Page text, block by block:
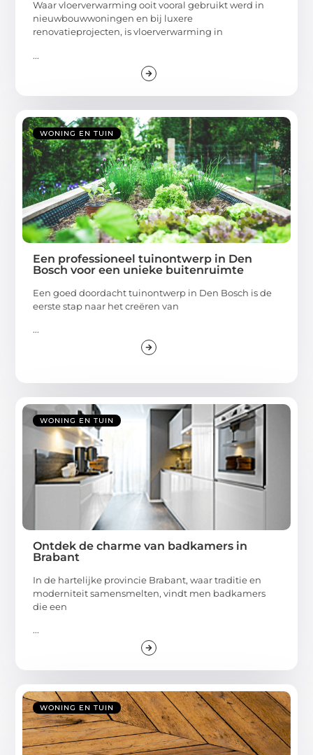
Waar vloerverwarming ooit vooral gebruikt werd in
nieuwbouwwoningen en bij luxere
renovatieprojecten, is vloerverwarming in
...
WONING EN TUIN
Een professioneel tuinontwerp in Den
Bosch voor een unieke buitenruimte
Een goed doordacht tuinontwerp in Den Bosch is de
eerste stap naar het creëren van
...
WONING EN TUIN
Ontdek de charme van badkamers in
Brabant
In de hartelijke provincie Brabant, waar traditie en
moderniteit samensmelten, vindt men badkamers
die een
...
WONING EN TUIN